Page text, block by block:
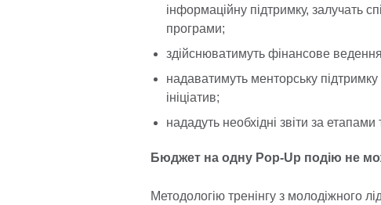
інформаційну підтримку, залучать
програми;
здійснюватимуть фінансове
надаватимуть менторську
ініціатив;
нададуть необхідні звіти за
Бюджет на одну Pop-Up подію не
Методологію тренінгу з молодіжного